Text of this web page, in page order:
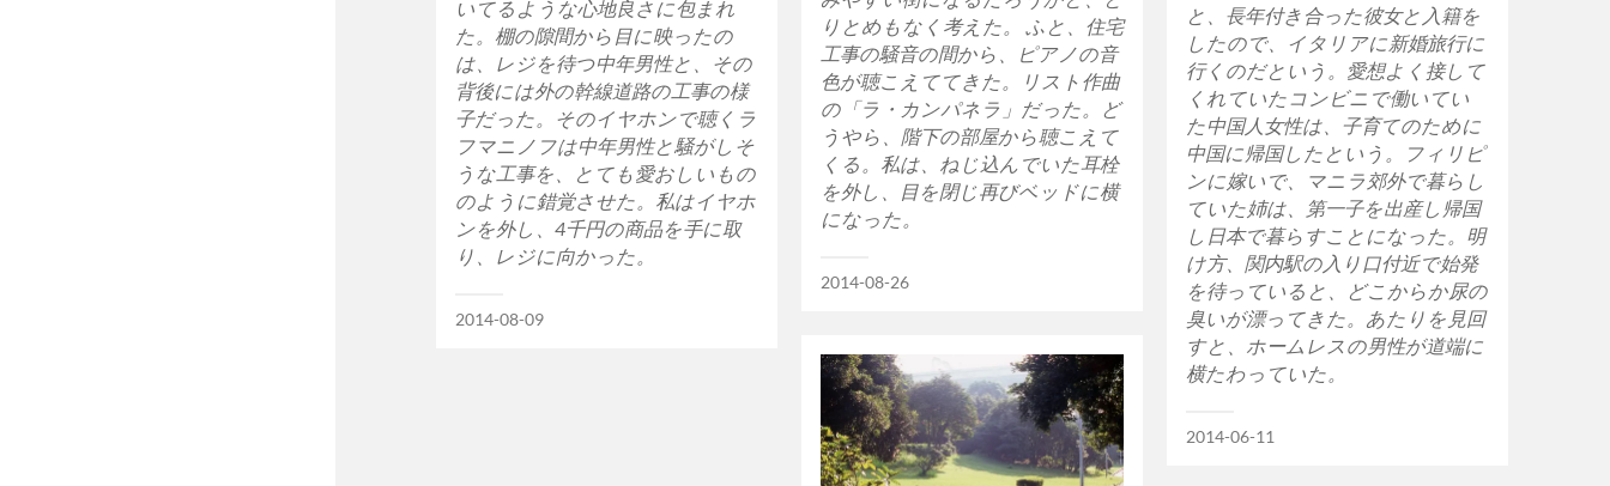
りとめもなく考えた。 ふと、住宅
工事の騒音の間から、ピアノの音
色が聴こえててきた。リスト作曲
の「ラ・カンパネラ」だった。ど
うやら、階下の部屋から聴こえて
くる。私は、ねじ込んでいた耳栓
を外し、目を閉じ再びベッドに横
になった。
2014-08-26
いてるような心地良さに包まれ
た。棚の隙間から目に映ったの
は、レジを待つ中年男性と、その
背後には外の幹線道路の工事の様
子だった。そのイヤホンで聴くラ
フマニノフは中年男性と騒がしそ
うな工事を、とても愛おしいもの
のように錯覚させた。私はイヤホ
ンを外し、4千円の商品を手に取
り、レジに向かった。
2014-08-09
と、長年付き合った彼女と入籍を
したので、イタリアに新婚旅行に
行くのだという。愛想よく接して
くれていたコンビニで働いてい
た中国人女性は、子育てのために
中国に帰国したという。フィリピ
ンに嫁いで、マニラ郊外で暮らし
ていた姉は、第一子を出産し帰国
し日本で暮らすことになった。明
け方、関内駅の入り口付近で始発
を待っていると、どこからか尿の
臭いが漂ってきた。あたりを見回
すと、ホームレスの男性が道端に
横たわっていた。
2014-06-11